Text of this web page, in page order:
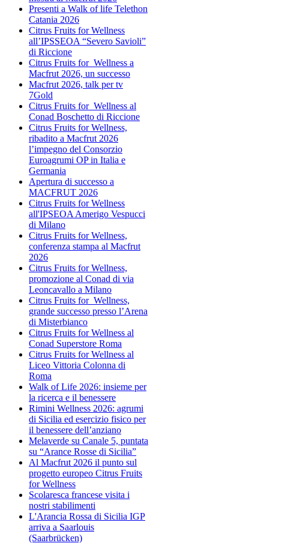
Presenti a Walk of life Telethon
Catania 2026
Citrus Fruits for Wellness
all’IPSSEOA “Severo Savioli”
di Riccione
Citrus Fruits for Wellness a
Macfrut 2026, un successo
Macfrut 2026, talk per tv
7Gold
Citrus Fruits for Wellness al
Conad Boschetto di Riccione
Citrus Fruits for Wellness,
ribadito a Macfrut 2026
l’impegno del Consorzio
Euroagrumi OP in Italia e
Germania
Apertura di successo a
MACFRUT 2026
Citrus Fruits for Wellness
all'IPSEOA Amerigo Vespucci
di Milano
Citrus Fruits for Wellness,
conferenza stampa al Macfrut
2026
Citrus Fruits for Wellness,
promozione al Conad di via
Leoncavallo a Milano
Citrus Fruits for Wellness,
grande successo presso l’Arena
di Misterbianco
Citrus Fruits for Wellness al
Conad Superstore Roma
Citrus Fruits for Wellness al
Liceo Vittoria Colonna di
Roma
Walk of Life 2026: insieme per
la ricerca e il benessere
Rimini Wellness 2026: agrumi
di Sicilia ed esercizio fisico per
il benessere dell’anziano
Melaverde su Canale 5, puntata
su “Arance Rosse di Sicilia”
Al Macfrut 2026 il punto sul
progetto europeo Citrus Fruits
for Wellness
Scolaresca francese visita i
nostri stabilimenti
L'Arancia Rossa di Sicilia IGP
arriva a Saarlouis
(Saarbrücken)